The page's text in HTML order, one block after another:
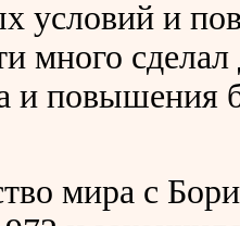
условий и
много
и повышения
мира с